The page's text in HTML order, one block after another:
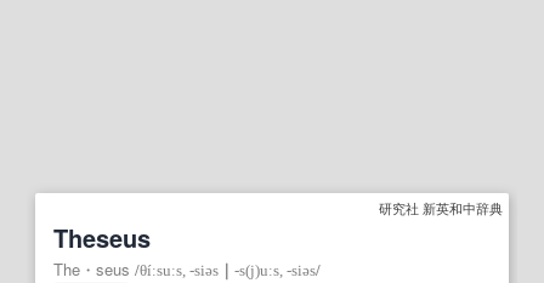
研究社 新英和中辞典
Theseus
The・seus /θíːsuːs, ‐siəs ‐s(j)uːs, ‐siəs/